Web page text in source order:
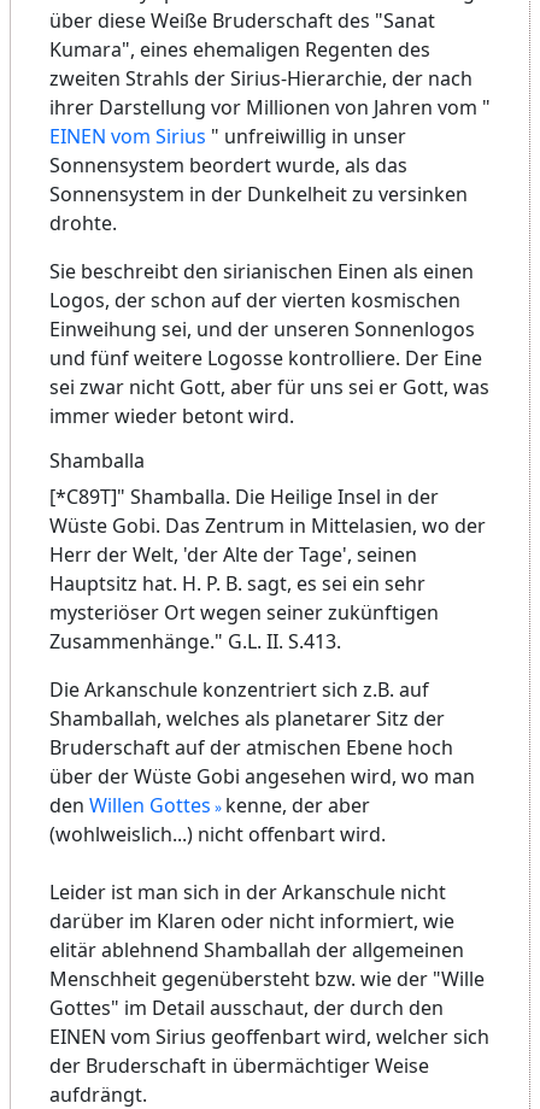
über diese Weiße Bruderschaft des "Sanat
Kumara", eines ehemaligen Regenten des
zweiten Strahls der Sirius-Hierarchie, der nach
ihrer Darstellung vor Millionen von Jahren vom "
EINEN vom Sirius " unfreiwillig in unser
Sonnensystem beordert wurde, als das
Sonnensystem in der Dunkelheit zu versinken
drohte.
Sie beschreibt den sirianischen Einen als einen
Logos, der schon auf der vierten kosmischen
Einweihung sei, und der unseren Sonnenlogos
und fünf weitere Logosse kontrolliere. Der Eine
sei zwar nicht Gott, aber für uns sei er Gott, was
immer wieder betont wird.
Shamballa
[*C89T]" Shamballa. Die Heilige Insel in der
Wüste Gobi. Das Zentrum in Mittelasien, wo der
Herr der Welt, 'der Alte der Tage', seinen
Hauptsitz hat. H. P. B. sagt, es sei ein sehr
mysteriöser Ort wegen seiner zukünftigen
Zusammenhänge." G.L. II. S.413.
Die Arkanschule konzentriert sich z.B. auf
Shamballah, welches als planetarer Sitz der
Bruderschaft auf der atmischen Ebene hoch
über der Wüste Gobi angesehen wird, wo man
den Willen Gottes
kenne, der aber
(wohlweislich...) nicht offenbart wird.
Leider ist man sich in der Arkanschule nicht
darüber im Klaren oder nicht informiert, wie
elitär ablehnend Shamballah der allgemeinen
Menschheit gegenübersteht bzw. wie der "Wille
Gottes" im Detail ausschaut, der durch den
EINEN vom Sirius geoffenbart wird, welcher sich
der Bruderschaft in übermächtiger Weise
aufdrängt.